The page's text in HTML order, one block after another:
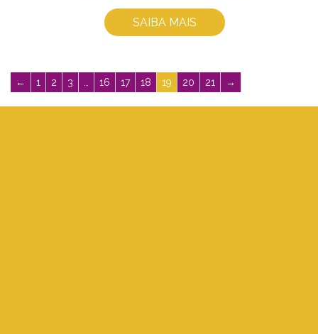
SAIBA MAIS
← 1 2 3 16 17 18 19 20 21 →